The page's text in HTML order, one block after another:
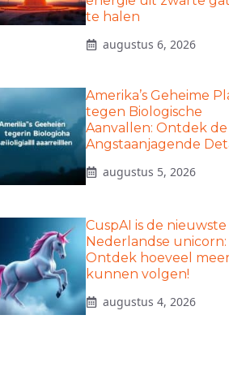
te halen
augustus 6, 2026
Amerika’s Geheime
tegen Biologische
Aanvallen: Ontdek de
Angstaanjagende
augustus 5, 2026
CuspAI is de nieuwste
Nederlandse unicorn:
Ontdek hoeveel
kunnen volgen!
augustus 4, 2026